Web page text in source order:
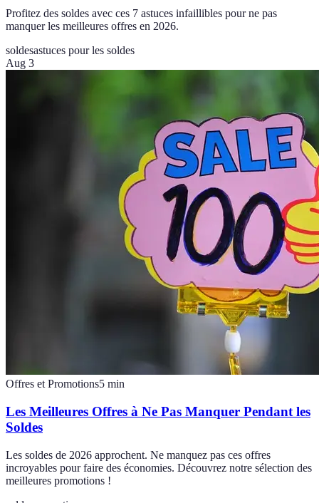
Profitez des soldes avec ces 7 astuces infaillibles pour ne pas
manquer les meilleures offres en 2026.
soldesastuces pour les soldes
Aug 3
Offres et Promotions5 min
Les Meilleures Offres à Ne Pas Manquer Pendant les
Soldes
Les soldes de 2026 approchent. Ne manquez pas ces offres
incroyables pour faire des économies. Découvrez notre sélection des
meilleures promotions !